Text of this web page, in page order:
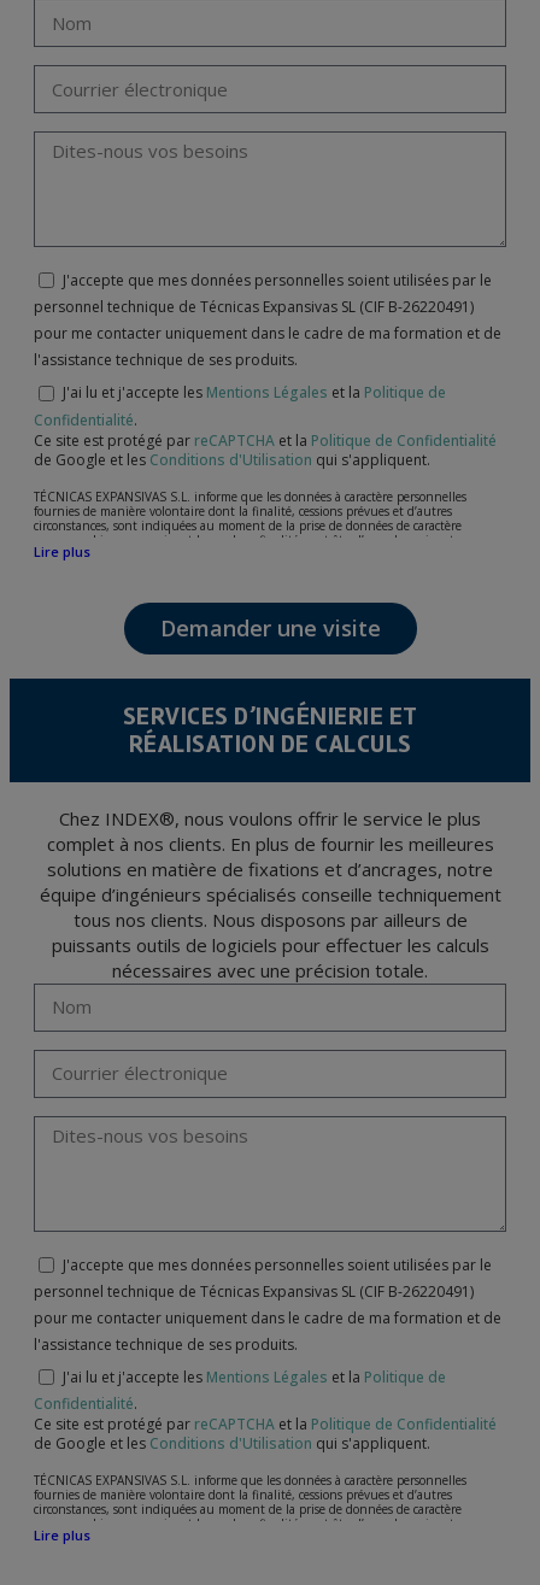
J'accepte que mes données personnelles soient utilisées par le
personnel technique de Técnicas Expansivas SL (CIF B-26220491)
pour me contacter uniquement dans le cadre de ma formation et de
l'assistance technique de ses produits.
J'ai lu et j'accepte les Mentions Légales et la Politique de
Confidentialité.
Ce site est protégé par reCAPTCHA et la Politique de Confidentialité
de Google et les Conditions d'Utilisation qui s'appliquent.
TÉCNICAS EXPANSIVAS S.L. informe que les données à caractère personnelles
fournies de manière volontaire dont la finalité, cessions prévues et d’autres
circonstances, sont indiquées au moment de la prise de données de caractère
personne, bien que, suivant le cas, leur finalité peut être l’une des suivantes,
l’attention de votre demande, litige ou requise, maintien de la relation établie, la
Les données de nos fichiers sont absolument confidentielles et seront traitées avec la
plus grande confidentialité et répondent à toutes les exigences prévues par la loi
15/1999 du 13 décembre sur la protection des données personnelles.
Il est recommandé de ne pas envoyer de données strictement personnelles,
conformément à la législation de Protection des données, telles que celles relatives à
la santé, ces donnée n'étant pas cryptées.
L’usager peut à tout moment exercer son droit d'accès, de rectification, d'annulation
et d'opposition en vertu des dispositions au Règlement Général sur la Protection des
votre pièce d’identité, à P.I. La Portalada II | c/ Segador 13, 26006 | Logroño (La
Lire plus
Demander une visite
SERVICES D’INGÉNIERIE ET
RÉALISATION DE CALCULS
Chez INDEX®, nous voulons offrir le service le plus
complet à nos clients. En plus de fournir les meilleures
solutions en matière de fixations et d’ancrages, notre
équipe d’ingénieurs spécialisés conseille techniquement
tous nos clients. Nous disposons par ailleurs de
puissants outils de logiciels pour effectuer les calculs
nécessaires avec une précision totale.
J'accepte que mes données personnelles soient utilisées par le
personnel technique de Técnicas Expansivas SL (CIF B-26220491)
pour me contacter uniquement dans le cadre de ma formation et de
l'assistance technique de ses produits.
J'ai lu et j'accepte les Mentions Légales et la Politique de
Confidentialité.
Ce site est protégé par reCAPTCHA et la Politique de Confidentialité
de Google et les Conditions d'Utilisation qui s'appliquent.
TÉCNICAS EXPANSIVAS S.L. informe que les données à caractère personnelles
fournies de manière volontaire dont la finalité, cessions prévues et d’autres
circonstances, sont indiquées au moment de la prise de données de caractère
personne, bien que, suivant le cas, leur finalité peut être l’une des suivantes,
l’attention de votre demande, litige ou requise, maintien de la relation établie, la
Lire plus